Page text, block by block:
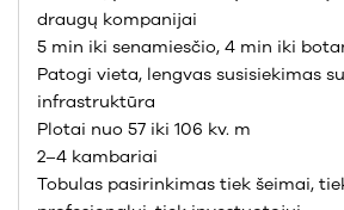
draugų kompanijai
5 min iki senamiesčio, 4 min iki
Patogi vieta, lengvas susisiekimas
infrastruktūra
Plotai nuo 57 iki 106 kv. m
2–4 kambariai
Tobulas pasirinkimas tiek šeimai,